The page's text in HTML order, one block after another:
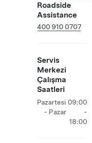
Roadside
Assistance
400 910 0707
Servis
Merkezi
Çalışma
Saatleri
Pazartesi
- Pazar
09:00
-
18:00